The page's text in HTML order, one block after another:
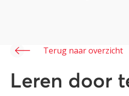
Terug naar overzicht
Leren door